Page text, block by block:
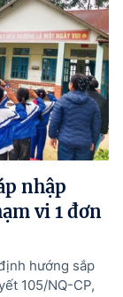
dân tộc
nhập
vi 1 đơn
hướng sắp
105/NQ-CP,